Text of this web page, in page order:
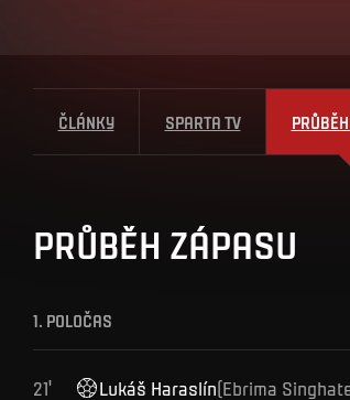
ČLÁNKY SPARTA TV
PRŮBĚH ZÁPASU
1. POLOČAS
21' Lukáš Haraslín(Ebrima